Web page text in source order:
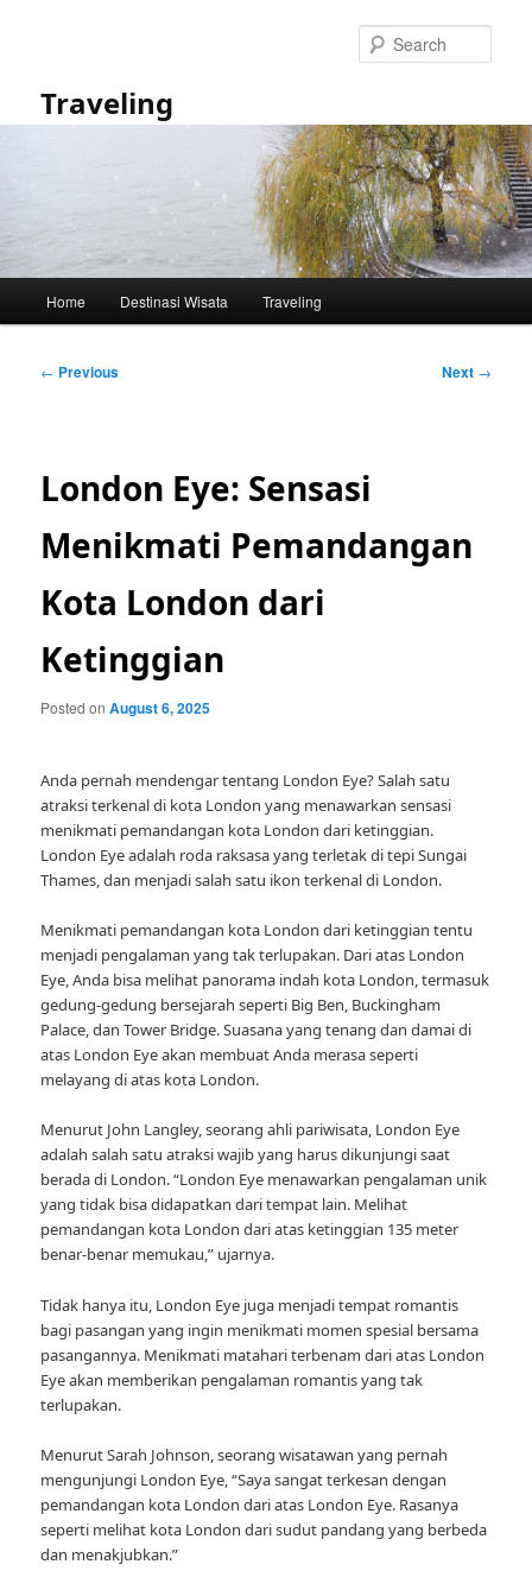
Traveling
Home Destinasi Wisata Traveling
Post
← Previous Next →
London Eye: Sensasi
Menikmati Pemandangan
Kota London dari
Ketinggian
Posted onAugust 6, 2025
Anda pernah mendengar tentang London Eye? Salah satu
atraksi terkenal di kota London yang menawarkan sensasi
menikmati pemandangan kota London dari ketinggian.
London Eye adalah roda raksasa yang terletak di tepi Sungai
Thames, dan menjadi salah satu ikon terkenal di London.
Menikmati pemandangan kota London dari ketinggian tentu
menjadi pengalaman yang tak terlupakan. Dari atas London
Eye, Anda bisa melihat panorama indah kota London, termasuk
gedung-gedung bersejarah seperti Big Ben, Buckingham
Palace, dan Tower Bridge. Suasana yang tenang dan damai di
atas London Eye akan membuat Anda merasa seperti
melayang di atas kota London.
Menurut John Langley, seorang ahli pariwisata, London Eye
adalah salah satu atraksi wajib yang harus dikunjungi saat
berada di London. “London Eye menawarkan pengalaman unik
yang tidak bisa didapatkan dari tempat lain. Melihat
pemandangan kota London dari atas ketinggian 135 meter
benar-benar memukau,” ujarnya.
Tidak hanya itu, London Eye juga menjadi tempat romantis
bagi pasangan yang ingin menikmati momen spesial bersama
pasangannya. Menikmati matahari terbenam dari atas London
Eye akan memberikan pengalaman romantis yang tak
terlupakan.
Menurut Sarah Johnson, seorang wisatawan yang pernah
mengunjungi London Eye, “Saya sangat terkesan dengan
pemandangan kota London dari atas London Eye. Rasanya
seperti melihat kota London dari sudut pandang yang berbeda
dan menakjubkan.”